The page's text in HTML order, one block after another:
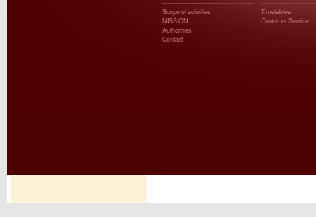
Scope of activities
MISSION
Authorities
Contact
Timetables
Customer Service